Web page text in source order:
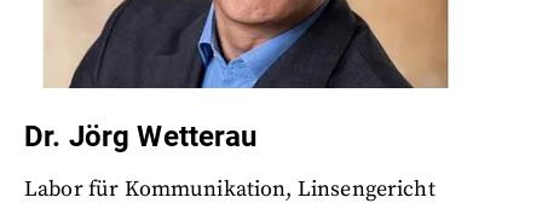
Dr. Jörg Wetterau
Labor für Kommunikation, Linsengericht